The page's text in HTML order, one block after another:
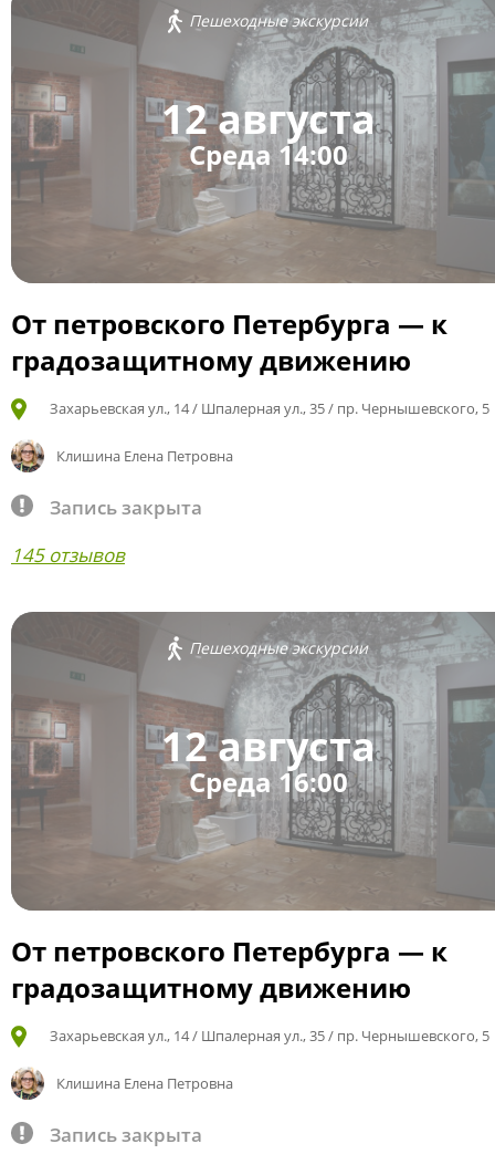
Пешеходные экскурсии
12 августа
Среда 14:00
От петровского Петербурга — к
градозащитному движению
Захарьевская ул., 14 / Шпалерная ул., 35 / пр. Чернышевского, 5
Клишина Елена Петровна
Запись закрыта
145 отзывов
Пешеходные экскурсии
12 августа
Среда 16:00
От петровского Петербурга — к
градозащитному движению
Захарьевская ул., 14 / Шпалерная ул., 35 / пр. Чернышевского, 5
Клишина Елена Петровна
Запись закрыта